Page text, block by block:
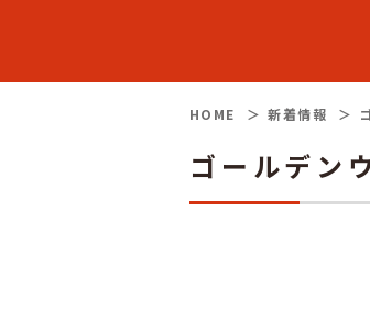
HOME 新着情報
ゴールデン